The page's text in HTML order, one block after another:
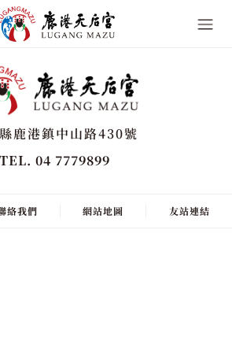
鹿港鎮中山路430號
TEL. 04 7779899
絡我們 網站地圖 友站連結